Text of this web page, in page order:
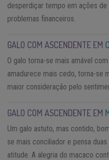
desperdiçar tempo em ações
problemas financeiros.
GALO COM ASCENDENTE EM
O galo torna-se mais amável
amadurece mais cedo, torna-se
maior consideração pelo
GALO COM ASCENDENTE EM
Um galo astuto, mas contido,
se mais conciliador e pensa
atitude. A alegria do macaco